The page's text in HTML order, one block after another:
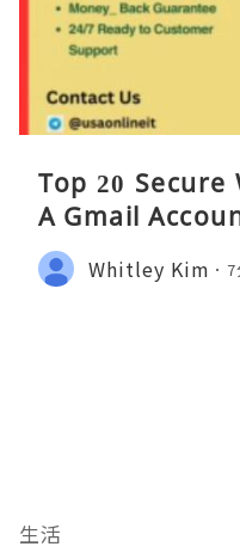
Top 20 Secure
A Gmail
Whitley Kim
生活